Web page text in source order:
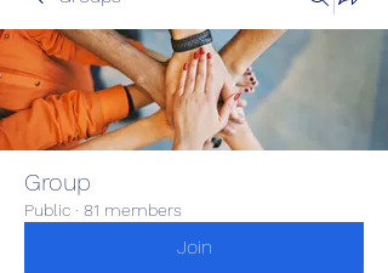
Group
Public · 81 members
Join